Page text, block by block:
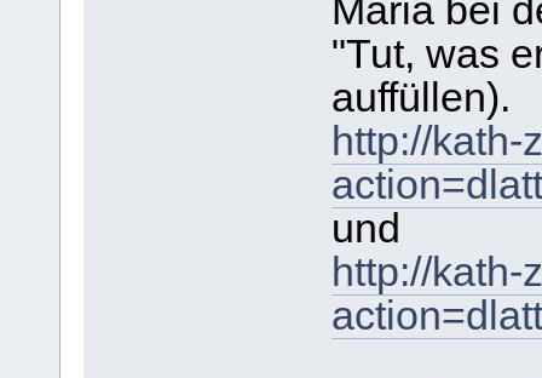
Maria bei
"Tut, was
auffüllen).
http://kath-
und
http://kath-